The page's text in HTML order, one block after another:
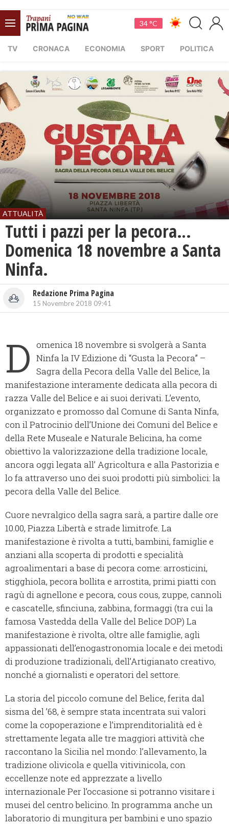
34 °C
TV CRONACA ECONOMIA SPORT POLITICA
ATTUALITÀ
Tutti i pazzi per la pecora…
Domenica 18 novembre a Santa
Ninfa.
Redazione Prima Pagina
15 Novembre 2018 09:41
D omenica 18 novembre si svolgerà a Santa
Ninfa la IV Edizione di “Gusta la Pecora” –
Sagra della Pecora della Valle del Belice, la
manifestazione interamente dedicata alla pecora di
razza Valle del Belice e ai suoi derivati. L’evento,
organizzato e promosso dal Comune di Santa Ninfa,
con il Patrocinio dell’Unione dei Comuni del Belice e
della Rete Museale e Naturale Belicina, ha come
obiettivo la valorizzazione della tradizione locale,
ancora oggi legata all’ Agricoltura e alla Pastorizia e
lo fa attraverso uno dei suoi prodotti più simbolici: la
pecora della Valle del Belice.
Cuore nevralgico della sagra sarà, a partire dalle ore
10.00, Piazza Libertà e strade limitrofe. La
manifestazione è rivolta a tutti, bambini, famiglie e
anziani alla scoperta di prodotti e specialità
agroalimentari a base di pecora come: arrosticini,
stigghiola, pecora bollita e arrostita, primi piatti con
ragù di agnellone e pecora, cous cous, zuppe, cannoli
e cascatelle, sfinciuna, zabbina, formaggi (tra cui la
famosa Vastedda della Valle del Belice DOP) La
manifestazione è rivolta, oltre alle famiglie, agli
appassionati dell’enogastronomia locale e dei metodi
di produzione tradizionali, dell’Artigianato creativo,
nonché a giornalisti e operatori del settore.
La storia del piccolo comune del Belice, ferita dal
sisma del ’68, è sempre stata incentrata sui valori
come la copoperazione e l’imprenditorialità ed è
strettamente legata alle tre maggiori attività che
raccontano la Sicilia nel mondo: l’allevamento, la
tradizione olivicola e quella vitivinicola, con
eccellenze note ed apprezzate a livello
internazionale Per l’occasione si potranno visitare i
musei del centro belicino. In programma anche un
laboratorio di mungitura per bambini e uno spazio